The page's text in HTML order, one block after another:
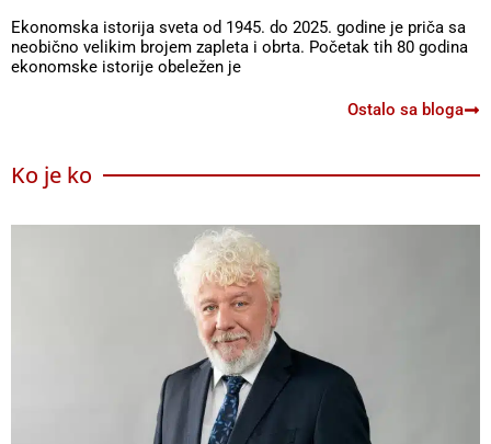
Ekonomska istorija sveta od 1945. do 2025. godine je priča sa
neobično velikim brojem zapleta i obrta. Početak tih 80 godina
ekonomske istorije obeležen je
Ostalo sa bloga
Ko je ko